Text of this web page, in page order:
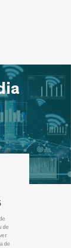
de
de